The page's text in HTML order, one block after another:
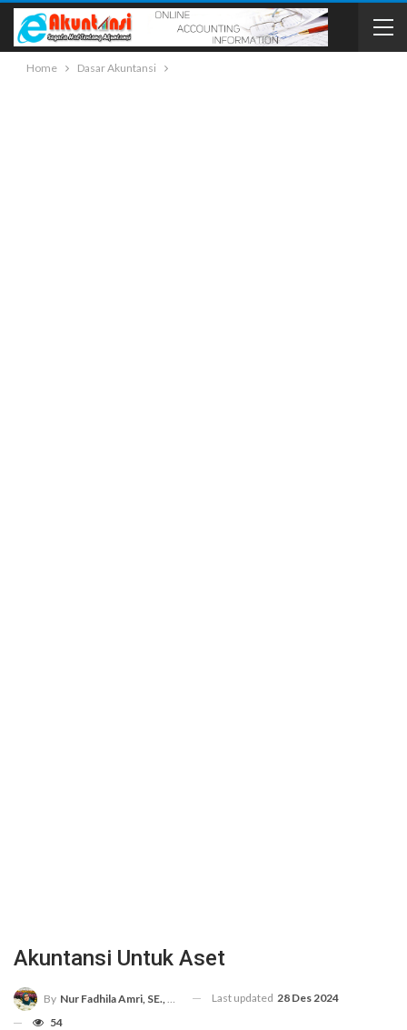
Home Dasar Akuntansi
Akuntansi Untuk Aset
By Nur Fadhila Amri, SE., Ak., M.Si Last updated 28 Des 2024
54